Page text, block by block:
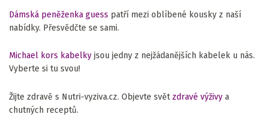
Dámská peněženka guess patří mezi oblíbené kousky z naší
nabídky. Přesvědčte se sami.
Michael kors kabelky jsou jedny z nejžádanějších kabelek u nás.
Vyberte si tu svou!
Žijte zdravě s Nutri-vyziva.cz. Objevte světzdravé výživy a
chutných receptů.